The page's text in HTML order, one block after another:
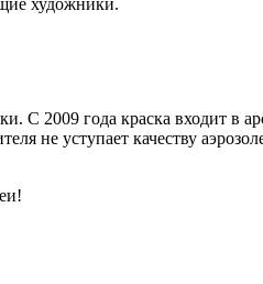
С 2009 года краска входит в
не уступает качеству